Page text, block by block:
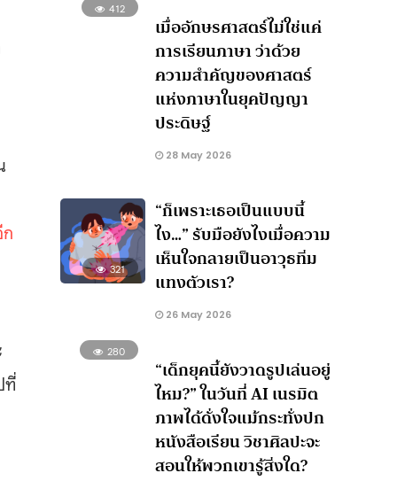
ที่
412
เมื่ออักษรศาสตร์ไม่ใช่แค่
การเรียนภาษา ว่าด้วย
ความสำคัญของศาสตร์
แห่งภาษาในยุคปัญญา
ประดิษฐ์
28 May 2026
321
“ก็เพราะเธอเป็นแบบนี้
ไง…” รับมือยังไงเมื่อความ
เห็นใจกลายเป็นอาวุธทิ่ม
แทงตัวเรา?
26 May 2026
280
“เด็กยุคนี้ยังวาดรูปเล่นอยู่
ไหม?” ในวันที่ AI เนรมิต
ภาพได้ดั่งใจแม้กระทั่งปก
หนังสือเรียน วิชาศิลปะจะ
สอนให้พวกเขารู้สิ่งใด?